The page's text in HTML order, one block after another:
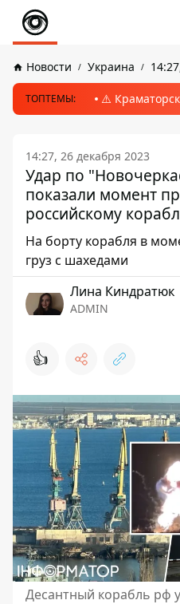
Новости Украина
ТОПТЕМЫ: ⚠️
14:27, 26 декабря 2023
Удар по
показали момент
российскому
На борту корабля в
груз с шахедами
Лина Киндратюк
ADMIN
👍
Десантный корабль рф